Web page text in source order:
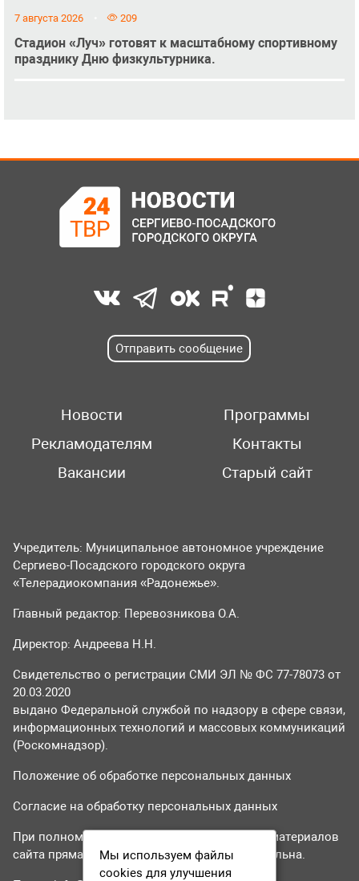
7 августа 2026 209
Стадион «Луч» готовят к масштабному спортивному
празднику Дню физкультурника.
Отправить сообщение
Новости
Программы
Рекламодателям
Контакты
Вакансии
Старый сайт
Учредитель: Муниципальное автономное учреждение
Сергиево-Посадского городского округа
«Телерадиокомпания «Радонежье».
Главный редактор: Перевозникова О.А.
Директор: Андреева Н.Н.
Свидетельство о регистрации СМИ ЭЛ № ФС 77-78073 от
20.03.2020
выдано Федеральной службой по надзору в сфере связи,
информационных технологий и массовых коммуникаций
(Роскомнадзор).
Положение об обработке персональных данных
Согласие на обработку персональных данных
При полном или частичном использовании материалов
сайта прямая гиперссылка на tvr24.tv обязательна.
Мы используем файлы
cookies для улучшения